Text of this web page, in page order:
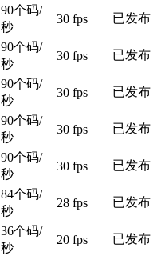
90个码/
秒
30 fps 已发布
90个码/
秒
30 fps 已发布
90个码/
秒
30 fps 已发布
90个码/
秒
30 fps 已发布
90个码/
秒
30 fps 已发布
84个码/
秒
28 fps 已发布
36个码/
秒
20 fps 已发布